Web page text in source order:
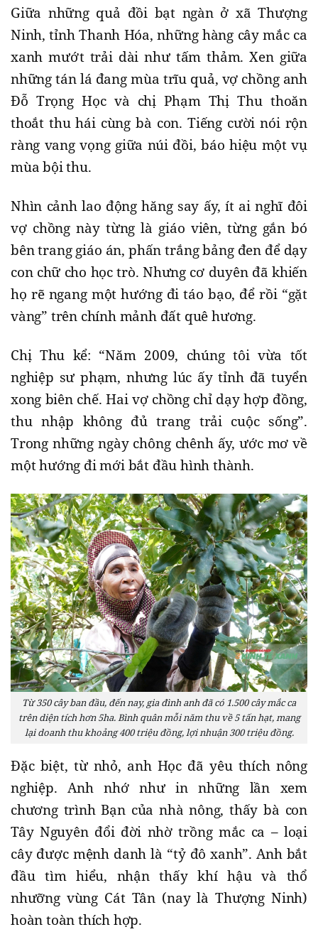
Giữa những quả đồi bạt ngàn ở xã Thượng
Ninh, tỉnh Thanh Hóa, những hàng cây mắc ca
xanh mướt trải dài như tấm thảm. Xen giữa
những tán lá đang mùa trĩu quả, vợ chồng anh
Đỗ Trọng Học và chị Phạm Thị Thu thoăn
thoắt thu hái cùng bà con. Tiếng cười nói rộn
ràng vang vọng giữa núi đồi, báo hiệu một vụ
mùa bội thu.
Nhìn cảnh lao động hăng say ấy, ít ai nghĩ đôi
vợ chồng này từng là giáo viên, từng gắn bó
bên trang giáo án, phấn trắng bảng đen để dạy
con chữ cho học trò. Nhưng cơ duyên đã khiến
họ rẽ ngang một hướng đi táo bạo, để rồi “gặt
vàng” trên chính mảnh đất quê hương.
Chị Thu kể: “Năm 2009, chúng tôi vừa tốt
nghiệp sư phạm, nhưng lúc ấy tỉnh đã tuyển
xong biên chế. Hai vợ chồng chỉ dạy hợp đồng,
thu nhập không đủ trang trải cuộc sống”.
Trong những ngày chông chênh ấy, ước mơ về
một hướng đi mới bắt đầu hình thành.
Từ 350 cây ban đầu, đến nay, gia đình anh đã có 1.500 cây mắc ca
trên diện tích hơn 5ha. Bình quân mỗi năm thu về 5 tấn hạt, mang
lại doanh thu khoảng 400 triệu đồng, lợi nhuận 300 triệu đồng.
Đặc biệt, từ nhỏ, anh Học đã yêu thích nông
nghiệp. Anh nhớ như in những lần xem
chương trình Bạn của nhà nông, thấy bà con
Tây Nguyên đổi đời nhờ trồng mắc ca – loại
cây được mệnh danh là “tỷ đô xanh”. Anh bắt
đầu tìm hiểu, nhận thấy khí hậu và thổ
nhưỡng vùng Cát Tân (nay là Thượng Ninh)
hoàn toàn thích hợp.